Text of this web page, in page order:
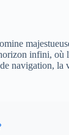
infini,
navigation,